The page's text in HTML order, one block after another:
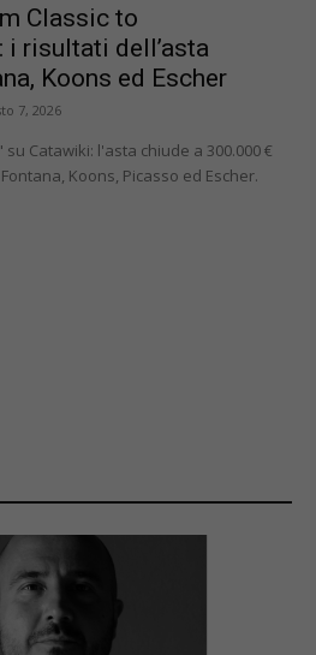
Classic to
i risultati dell’asta
Koons ed Escher
7, 2026
Catawiki: l'asta chiude a 300.000 €
Koons, Picasso ed Escher.